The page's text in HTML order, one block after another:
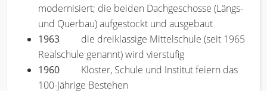
modernisiert; die beiden Dachgeschosse (Längs-
und Querbau) aufgestockt und ausgebaut
1963 die dreiklassige Mittelschule (seit 1965
Realschule genannt) wird vierstufig
1960 Kloster, Schule und Institut feiern das
100-Jährige Bestehen